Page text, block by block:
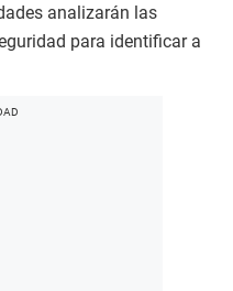
analizarán las
para identificar a